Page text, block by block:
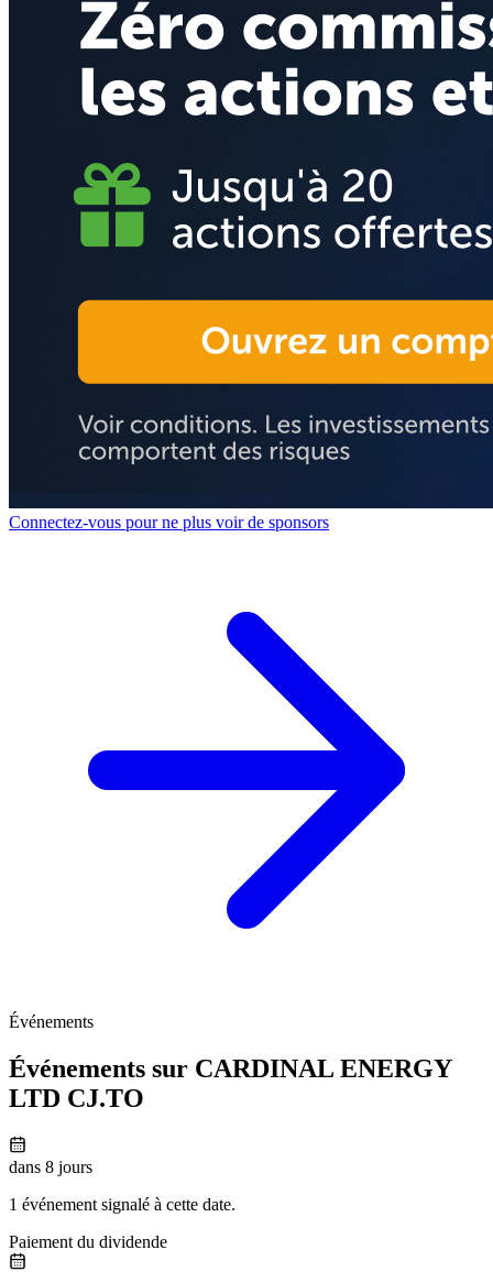
Connectez-vous pour ne plus voir de sponsors
Événements
Événements sur CARDINAL ENERGY
LTD CJ.TO
dans 8 jours
1 événement signalé à cette date.
Paiement du dividende